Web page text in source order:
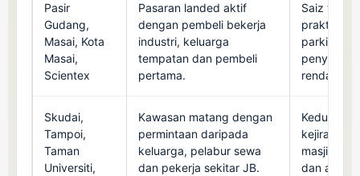
Pasir
Gudang,
Masai, Kota
Masai,
Scientex
Pasaran landed aktif
dengan pembeli bekerja
industri, keluarga
tempatan dan pembeli
pertama.
Saiz
praktikal,
parking
rendah.
Skudai,
Tampoi,
Taman
Universiti,
Kawasan matang dengan
permintaan daripada
keluarga, pelabur sewa
dan pekerja sekitar JB.
kejiranan,
masjid,
dan akses